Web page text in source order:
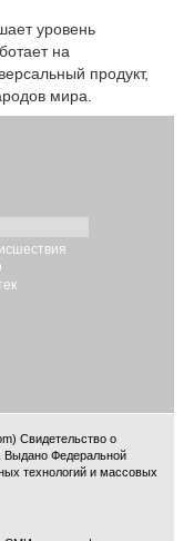
уровень
на
продукт,
мира.
Свидетельство о
Выдано Федеральной
технологий и массовых